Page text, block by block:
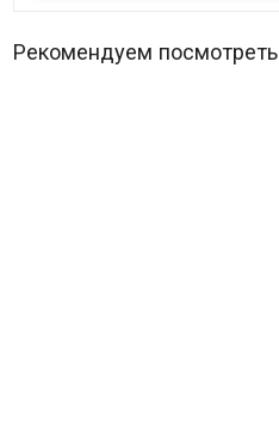
Рекомендуем посмотреть